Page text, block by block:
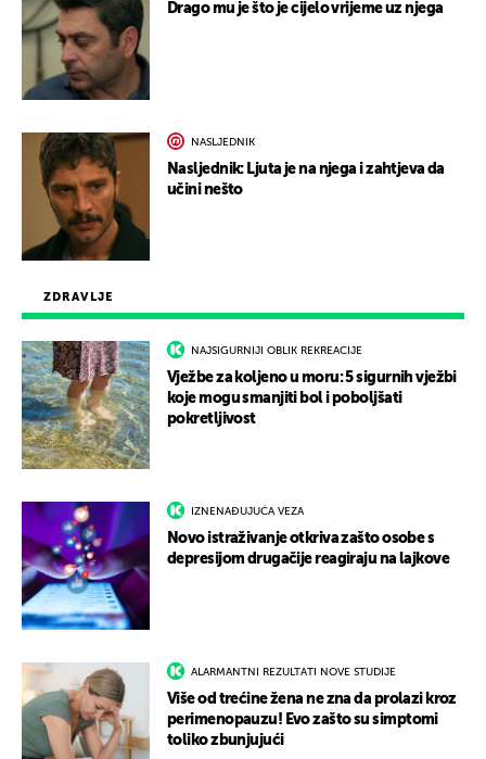
ZDRAVLJE
NAJSIGURNIJI OBLIK REKREACIJE
Vježbe za koljeno u moru: 5 sigurnih vježbi
koje mogu smanjiti bol i poboljšati
pokretljivost
IZNENAĐUJUĆA VEZA
Novo istraživanje otkriva zašto osobe s
depresijom drugačije reagiraju na lajkove
ALARMANTNI REZULTATI NOVE STUDIJE
Više od trećine žena ne zna da prolazi kroz
perimenopauzu! Evo zašto su simptomi
toliko zbunjujući
Drago mu je što je cijelo vrijeme uz njega
NASLJEDNIK
Nasljednik: Ljuta je na njega i zahtjeva da
učini nešto